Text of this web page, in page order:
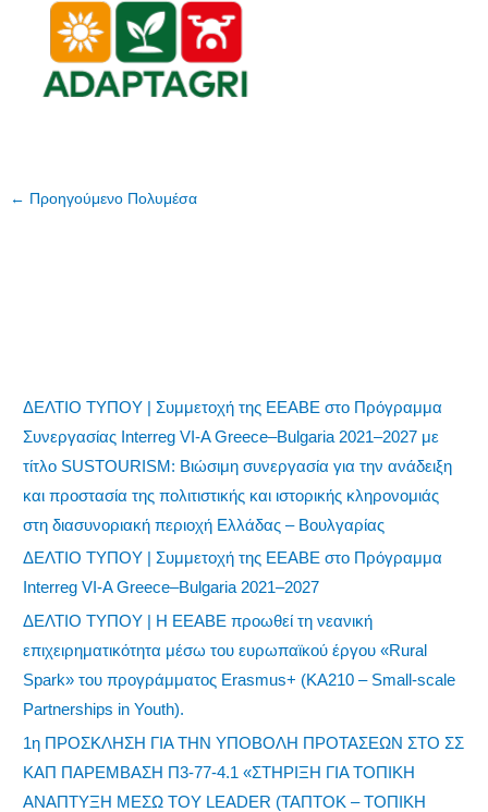
← Προηγούμενο Πολυμέσα
ΔΕΛΤΙΟ ΤΥΠΟΥ | Συμμετοχή της ΕΕΑΒΕ στο Πρόγραμμα
Συνεργασίας Interreg VI-A Greece–Bulgaria 2021–2027 με
τίτλο SUSTOURISM: Βιώσιμη συνεργασία για την ανάδειξη
και προστασία της πολιτιστικής και ιστορικής κληρονομιάς
στη διασυνοριακή περιοχή Ελλάδας – Βουλγαρίας
ΔΕΛΤΙΟ ΤΥΠΟΥ | Συμμετοχή της ΕΕΑΒΕ στο Πρόγραμμα
Interreg VI-A Greece–Bulgaria 2021–2027
ΔΕΛΤΙΟ ΤΥΠΟΥ | Η ΕΕΑΒΕ προωθεί τη νεανική
επιχειρηματικότητα μέσω του ευρωπαϊκού έργου «Rural
Spark» του προγράμματος Erasmus+ (KA210 – Small-scale
Partnerships in Youth).
1η ΠΡΟΣΚΛΗΣΗ ΓΙΑ ΤΗΝ ΥΠΟΒΟΛΗ ΠΡΟΤΑΣΕΩΝ ΣΤΟ ΣΣ
ΚΑΠ ΠΑΡΕΜΒΑΣΗ Π3-77-4.1 «ΣΤΗΡΙΞΗ ΓΙΑ ΤΟΠΙΚΗ
ΑΝΑΠΤΥΞΗ ΜΕΣΩ ΤΟΥ LEADER (ΤΑΠΤΟΚ – ΤΟΠΙΚΗ